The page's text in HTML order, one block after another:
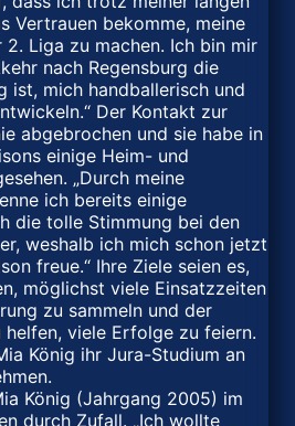
Vertrauen bekomme, meine
Liga zu machen. Ich bin mir
nach Regensburg die
ist, mich handballerisch und
Der Kontakt zur
abgebrochen und sie habe in
einige Heim- und
„Durch meine
ich bereits einige
die tolle Stimmung bei den
weshalb ich mich schon jetzt
freue.“ Ihre Ziele seien es,
möglichst viele Einsatzzeiten
zu sammeln und der
viele Erfolge zu feiern.
König ihr Jura-Studium an
König (Jahrgang 2005) im
durch Zufall. „Ich wollte